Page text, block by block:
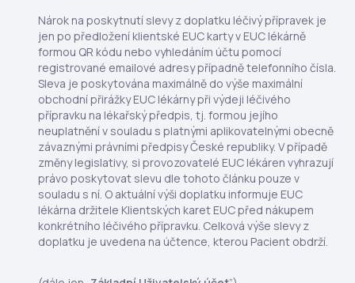
Nárok na poskytnutí slevy z doplatku léčivý přípravek je
jen po předložení klientské EUC karty v EUC lékárně
formou QR kódu nebo vyhledáním účtu pomocí
registrované emailové adresy případně telefonního čísla.
Sleva je poskytována maximálně do výše maximální
obchodní přirážky EUC lékárny při výdeji léčivého
přípravku na lékařský předpis, tj. formou jejího
neuplatnění v souladu s platnými aplikovatelnými obecně
závaznými právními předpisy České republiky. V případě
změny legislativy, si provozovatelé EUC lékáren vyhrazují
právo poskytovat slevu dle tohoto článku pouze v
souladu s ní. O aktuální výši doplatku informuje EUC
lékárna držitele Klientských karet EUC před nákupem
konkrétního léčivého přípravku. Celková výše slevy z
doplatku je uvedena na účtence, kterou Pacient obdrží.